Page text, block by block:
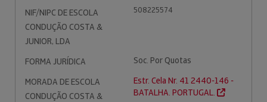
NIF/NIPC DE ESCOLA
CONDUÇÃO COSTA &
JUNIOR, LDA
508225574
FORMA JURÍDICA
Soc. Por Quotas
MORADA DE ESCOLA
CONDUÇÃO COSTA &
Estr. Cela Nr. 41 2440-146 -
BATALHA. PORTUGAL.